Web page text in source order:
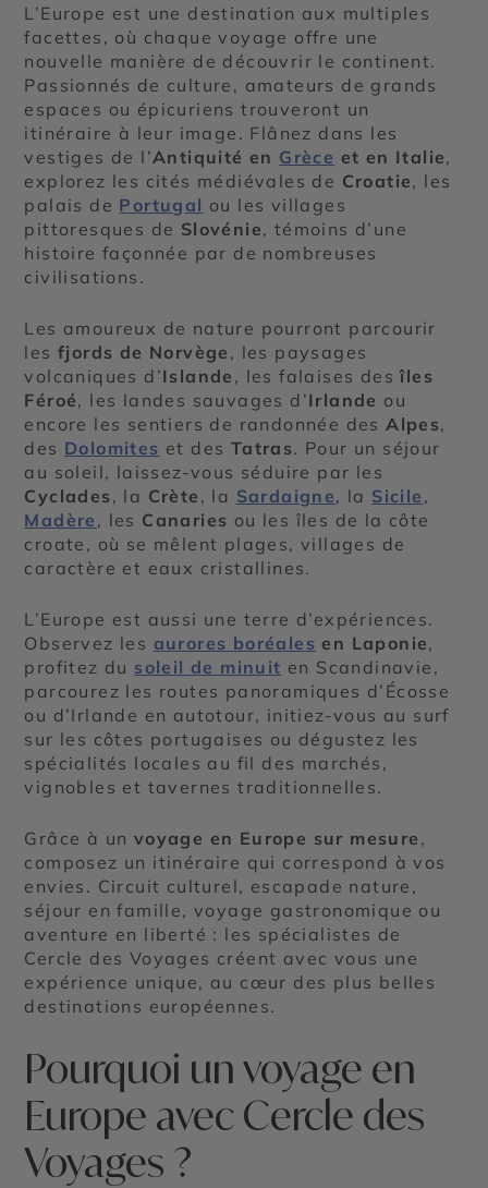
L’Europe est une destination aux multiples
facettes, où chaque voyage offre une
nouvelle manière de découvrir le continent.
Passionnés de culture, amateurs de grands
espaces ou épicuriens trouveront un
itinéraire à leur image. Flânez dans les
vestiges de l’Antiquité en Grèce et en Italie,
explorez les cités médiévales de Croatie, les
palais de Portugal ou les villages
pittoresques de Slovénie, témoins d’une
histoire façonnée par de nombreuses
civilisations.
Les amoureux de nature pourront parcourir
lesfjords de Norvège , les paysages
volcaniques d’Islande , les falaises desîles
Féroé, les landes sauvages d’Irlande ou
encore les sentiers de randonnée desAlpes,
des Dolomites et des Tatras. Pour un séjour
au soleil, laissez-vous séduire par les
Cyclades, la Crète , la Sardaigne, la Sicile ,
Madère , les Canaries ou les îles de la côte
croate, où se mêlent plages, villages de
caractère et eaux cristallines.
L’Europe est aussi une terre d’expériences.
Observez les aurores boréales en Laponie,
profitez du soleil de minuit en Scandinavie,
parcourez les routes panoramiques d’Écosse
ou d’Irlande en autotour, initiez-vous au surf
sur les côtes portugaises ou dégustez les
spécialités locales au fil des marchés,
vignobles et tavernes traditionnelles.
Grâce à un voyage en Europe sur mesure ,
composez un itinéraire qui correspond à vos
envies. Circuit culturel, escapade nature,
séjour en famille, voyage gastronomique ou
aventure en liberté : les spécialistes de
Cercle des Voyages créent avec vous une
expérience unique, au cœur des plus belles
destinations européennes.
Pourquoi un voyage en
Europe avec Cercle des
Voyages ?